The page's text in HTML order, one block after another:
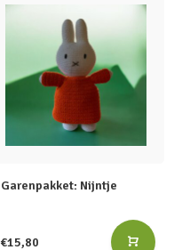
Garenpakket: Nijntje
€15,80